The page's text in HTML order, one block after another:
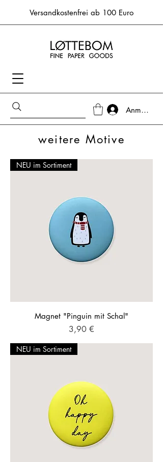
Anmelden
Versandkostenfrei ab 100 Euro
weitere Motive
NEU im Sortiment
Magnet "Pinguin mit Schal"
Preis
3,90 €
NEU im Sortiment